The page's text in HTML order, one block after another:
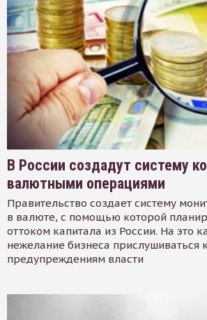
В России создадут систему
валютными операциями
Правительство создает систему
в валюте, с помощью которой
оттоком капитала из России. На это
нежелание бизнеса прислушиваться
предупреждениям власти